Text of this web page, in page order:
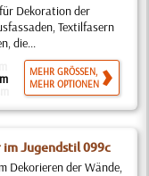
Dekoration der
Textilfasern
die...
MEHR GRÖSSEN,
MEHR OPTIONEN
Jugendstil 099c
Dekorieren der Wände,